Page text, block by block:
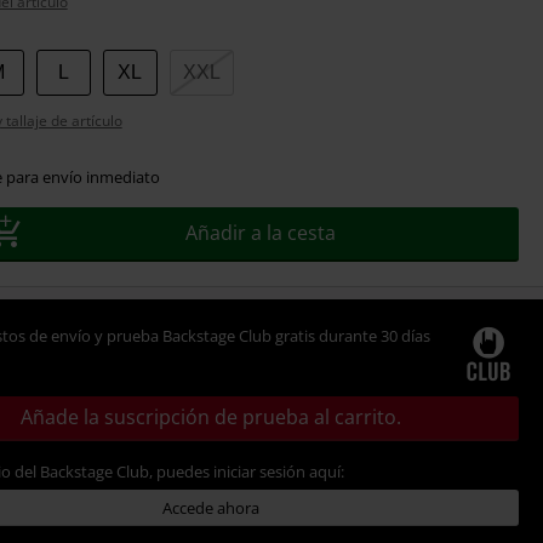
XL XXL
tallaje de artículo
para envío inmediato
Añadir a la cesta
de envío y prueba Backstage Club gratis durante 30 días
Añade la suscripción de prueba al carrito.
del Backstage Club, puedes iniciar sesión aquí:
Accede ahora